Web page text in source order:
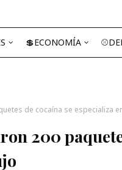
💲ECONOMÍA
de cocaína se especializa
200